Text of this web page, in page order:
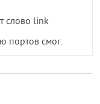
слово link
портов смог.